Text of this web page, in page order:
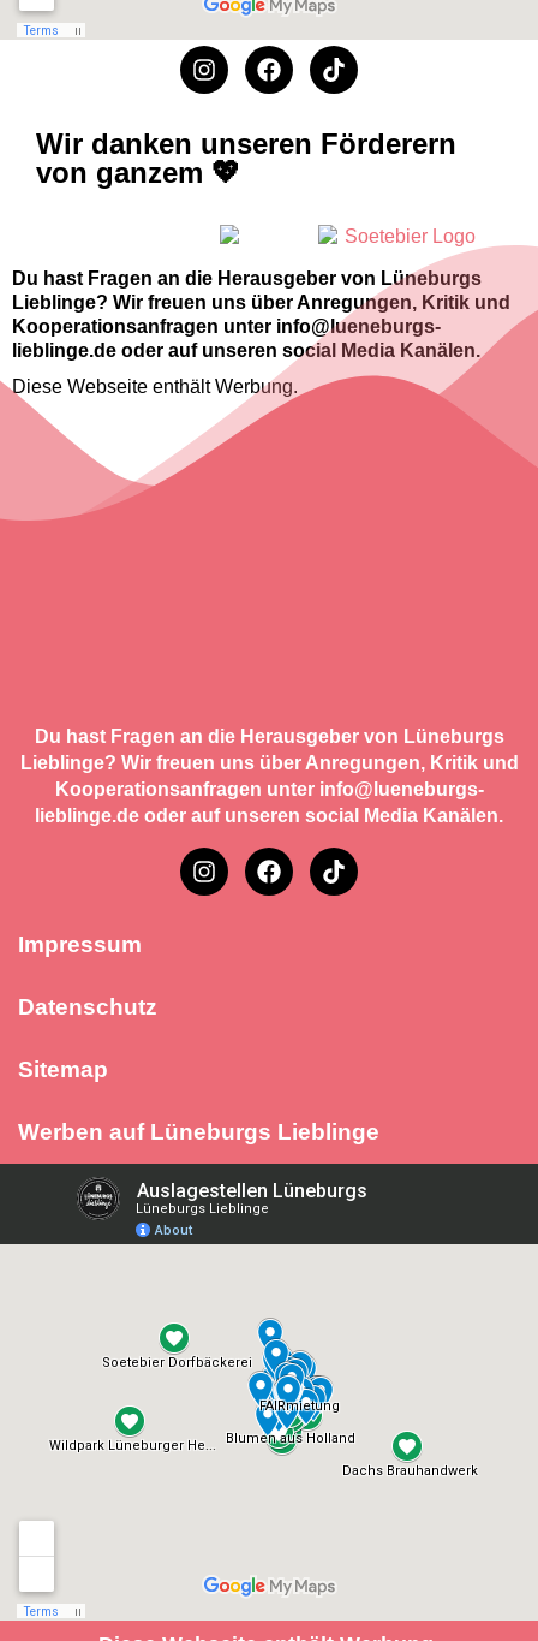
Wir danken unseren Förderern
von ganzem 💖
Du hast Fragen an die Herausgeber von Lüneburgs
Lieblinge? Wir freuen uns über Anregungen, Kritik und
Kooperationsanfragen unter info@lueneburgs-
lieblinge.de oder auf unseren social Media Kanälen.
Diese Webseite enthält Werbung.
Du hast Fragen an die Herausgeber von Lüneburgs
Lieblinge? Wir freuen uns über Anregungen, Kritik und
Kooperationsanfragen unter info@lueneburgs-
lieblinge.de oder auf unseren social Media Kanälen.
Impressum
Datenschutz
Sitemap
Werben auf Lüneburgs Lieblinge